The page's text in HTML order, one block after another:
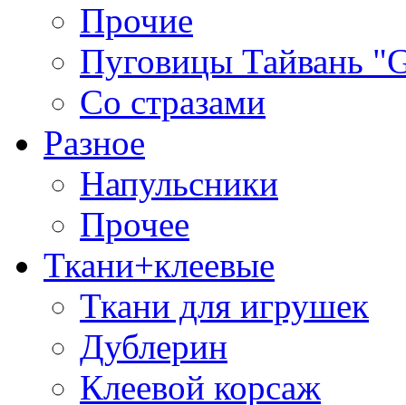
Прочие
Пуговицы Тайвань
Со стразами
Разное
Напульсники
Прочее
Ткани+клеевые
Ткани для игрушек
Дублерин
Клеевой корсаж